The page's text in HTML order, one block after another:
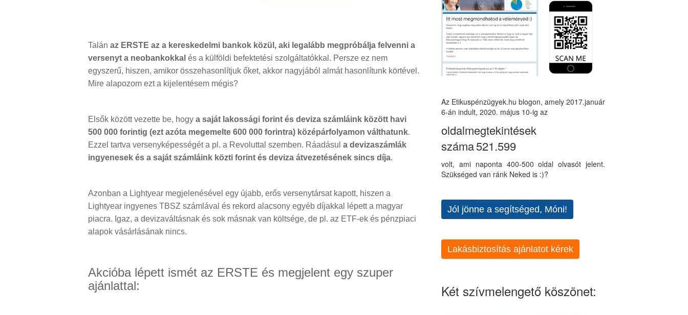
Talán az ERSTE az a kereskedelmi bankok közül, aki legalább megpróbálja felvenni a
versenyt a neobankokkal és a külföldi befektetési szolgáltatókkal. Persze ez nem
egyszerű, hiszen, amikor összehasonlítjuk őket, akkor nagyjából almát hasonlítunk körtével.
Mire alapozom ezt a kijelentésem mégis?
Elsők között vezette be, hogy a saját lakossági forint és deviza számláink között havi
500 000 forintig (ezt azóta megemelte 600 000 forintra) középárfolyamon válthatunk.
Ezzel tartva versenyképességét a pl. a Revoluttal szemben. Ráadásul a devizaszámlák
ingyenesek és a saját számláink közti forint és deviza átvezetésének sincs díja.
Azonban a Lightyear megjelenésével egy újabb, erős versenytársat kapott, hiszen a
Lightyear ingyenes TBSZ számlával és rekord alacsony egyéb díjakkal lépett a magyar
piacra. Igaz, a devizaváltásnak és sok másnak van költsége, de pl. az ETF-ek és pénzpiaci
alapok vásárlásának nincs.
Akcióba lépett ismét az ERSTE és megjelent egy szuper
ajánlattal:
Az Etikuspénzügyek.hu blogon, amely 2017.január
6-án indult, 2020. május 10-ig az
oldalmegtekintések
száma521.599
volt, ami naponta 400-500 oldal olvasót jelent.
Szükséged van ránk Neked is :)?
Jól jönne a segítséged, Móni!
Lakásbiztosítás ajánlatot kérek
Két szívmelengető köszönet: